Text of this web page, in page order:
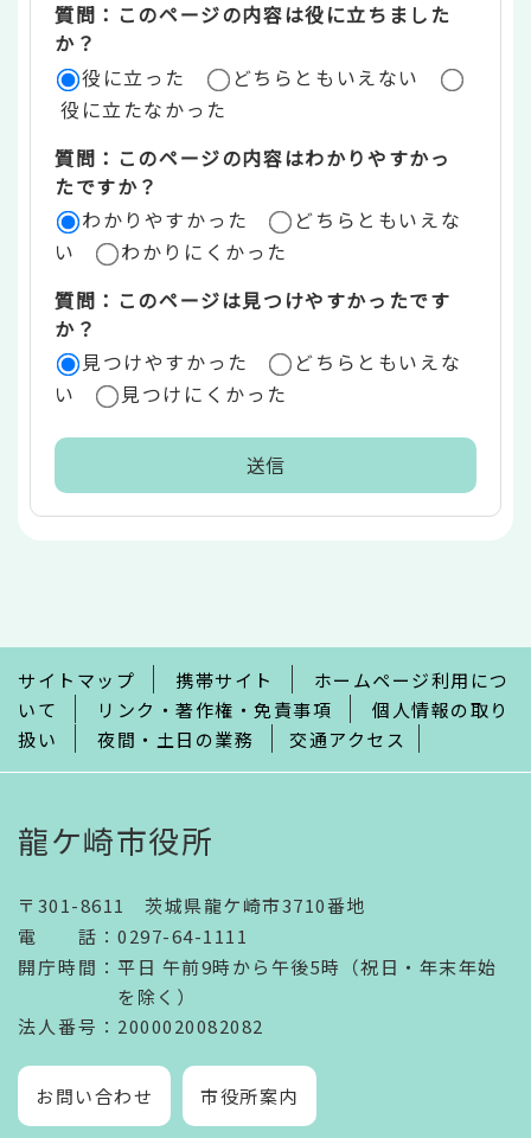
評
価
リ
ア
質問：このページの内容は役に立ちました
か？
役に立った
どちらともいえない
役に立たなかった
質問：このページの内容はわかりやすかっ
たですか？
わかりやすかった
どちらともいえな
い
わかりにくかった
質問：このページは見つけやすかったです
か？
見つけやすかった
どちらともいえな
い
見つけにくかった
で
サイトマップ 携帯サイト
ホームページ利用につ
いて
リンク・著作権・免責事項
個人情報の取り
扱い
夜間・土日の業務 交通アクセス
龍ケ崎市役所
〒301-8611 茨城県龍ケ崎市3710番地
電話 ： 0297-64-1111
開庁時間 ： 平日 午前9時から午後5時（祝日・年末年始
を除く）
法人番号 ：2000020082082
お問い合わせ 市役所案内